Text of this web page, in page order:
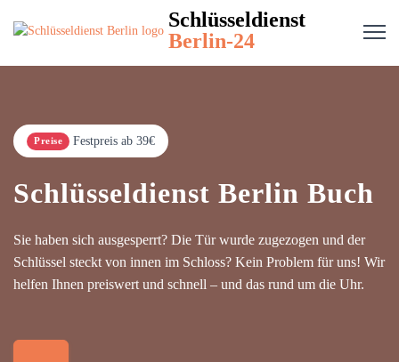
Schlüsseldienst
Berlin-24
Preise Festpreis ab 39€
Schlüsseldienst Berlin Buch
Sie haben sich ausgesperrt? Die Tür wurde zugezogen und der
Schlüssel steckt von innen im Schloss? Kein Problem für uns! Wir
helfen Ihnen preiswert und schnell – und das rund um die Uhr.